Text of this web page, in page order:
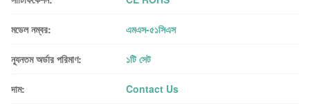
মডেল নম্বর: এমএস-৫১সিএস
ন্যূনতম অর্ডার পরিমাণ: ১টি সেট
দাম: Contact Us